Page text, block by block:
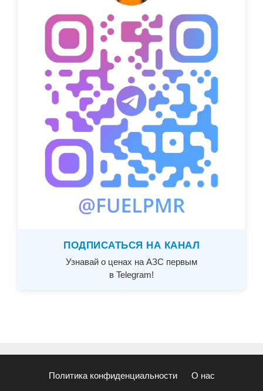
ПОДПИСАТЬСЯ НА КАНАЛ
Узнавай о ценах на АЗС первым
в Telegram!
Политика конфиденциальности О нас